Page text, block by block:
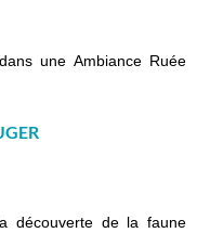
une Ambiance Ruée
découverte de la faune